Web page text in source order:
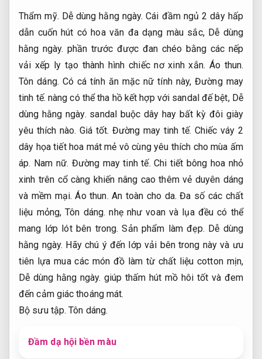
Thẩm mỹ. Dễ dùng hằng ngày. Cái đầm ngủ 2 dây hấp
dẫn cuốn hút có hoa văn đa dạng màu sắc, Dễ dùng
hằng ngày. phần trước được đan chéo bằng các nếp
vải xếp ly tạo thành hình chiếc nơ xinh xắn. Áo thun.
Tôn dáng. Có cá tính ăn mặc nữ tính này,Đường may
tinh tế. nàng có thể tha hồ kết hợp với sandal đế bệt, Dễ
dùng hằng ngày. sandal buộc dây hay bất kỳ đôi giày
yêu thích nào.Giá tốt. Đường may tinh tế. Chiếc váy 2
dây họa tiết hoa mát mẻ vô cùng yêu thích cho mùa ấm
áp. Nam nữ. Đường may tinh tế. Chi tiết bông hoa nhỏ
xinh trên cổ càng khiến nâng cao thêm vẻ duyên dáng
và mềm mại.Áo thun. An toàn cho da. Đa số các chất
liệu mỏng,Tôn dáng. nhẹ như voan và lụa đều có thể
mang lớp lót bên trong.Sản phẩm làm đẹp. Dễ dùng
hằng ngày. Hãy chú ý đến lớp vải bên trong này và ưu
tiên lựa mua các món đồ làm từ chất liệu cotton mịn,
Dễ dùng hằng ngày. giúp thấm hút mồ hôi tốt và đem
đến cảm giác thoáng mát.
Bộ sưu tập. Tôn dáng.
Đầm dạ hội bền màu